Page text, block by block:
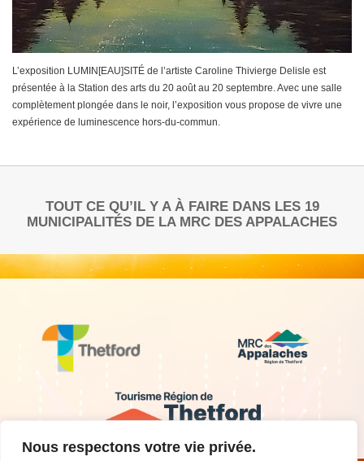
Nous respectons votre vie privée.
L’exposition LUMIN[EAU]SITÉ de l’artiste Caroline Thivierge Delisle est
présentée à la Station des arts du 20 août au 20 septembre. Avec une salle
complètement plongée dans le noir, l’exposition vous propose de vivre une
expérience de luminescence hors-du-commun.
TOUT CE QU’IL Y A À FAIRE DANS LES 19
MUNICIPALITÉS DE LA MRC DES APPALACHES